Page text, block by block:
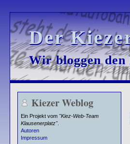
Der
Der
Wir bloggen
Wir bloggen
Kiezer Weblog
Ein Projekt vom "Kiez-Web-Team
Klausenerplatz".
Autoren
Impressum